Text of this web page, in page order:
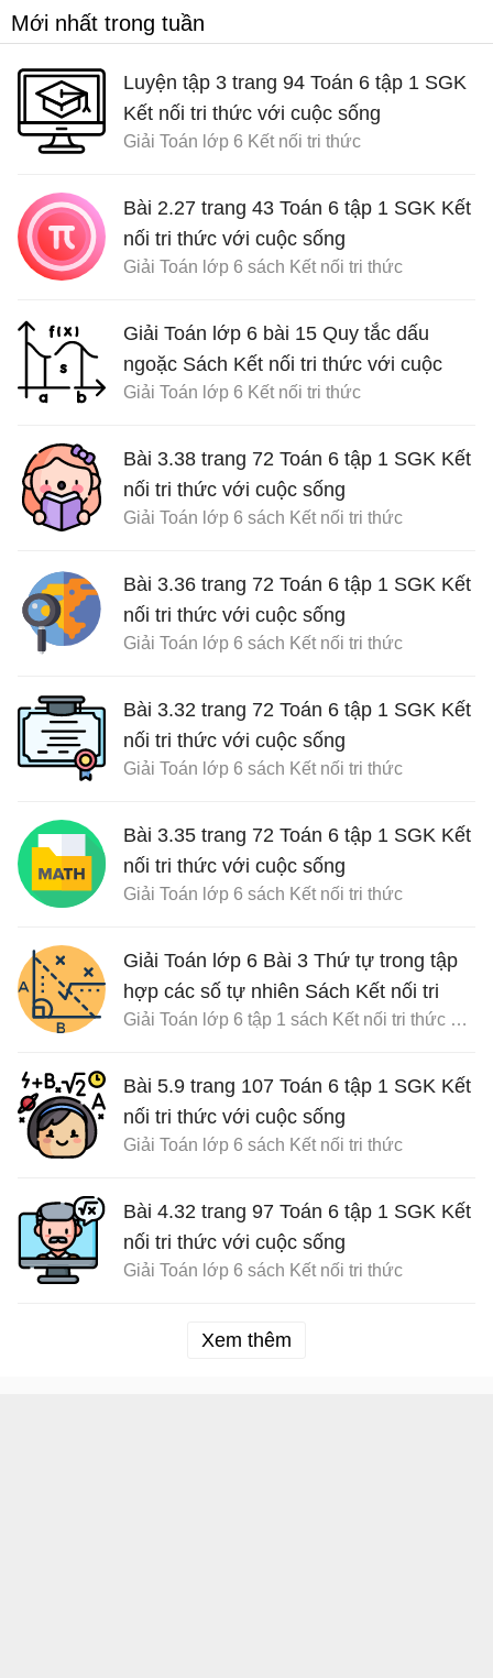
Mới nhất trong tuần
Luyện tập 3 trang 94 Toán 6 tập 1 SGK
Kết nối tri thức với cuộc sống
Giải Toán lớp 6 Kết nối tri thức
Bài 2.27 trang 43 Toán 6 tập 1 SGK Kết
nối tri thức với cuộc sống
Giải Toán lớp 6 sách Kết nối tri thức
Giải Toán lớp 6 bài 15 Quy tắc dấu
ngoặc Sách Kết nối tri thức với cuộc
sống
Giải Toán lớp 6 Kết nối tri thức
Bài 3.38 trang 72 Toán 6 tập 1 SGK Kết
nối tri thức với cuộc sống
Giải Toán lớp 6 sách Kết nối tri thức
Bài 3.36 trang 72 Toán 6 tập 1 SGK Kết
nối tri thức với cuộc sống
Giải Toán lớp 6 sách Kết nối tri thức
Bài 3.32 trang 72 Toán 6 tập 1 SGK Kết
nối tri thức với cuộc sống
Giải Toán lớp 6 sách Kết nối tri thức
Bài 3.35 trang 72 Toán 6 tập 1 SGK Kết
nối tri thức với cuộc sống
Giải Toán lớp 6 sách Kết nối tri thức
Giải Toán lớp 6 Bài 3 Thứ tự trong tập
hợp các số tự nhiên Sách Kết nối tri
thức với cuộc sống
Giải Toán lớp 6 tập 1 sách Kết nối tri thức với cuộc sống
Bài 5.9 trang 107 Toán 6 tập 1 SGK Kết
nối tri thức với cuộc sống
Giải Toán lớp 6 sách Kết nối tri thức
Bài 4.32 trang 97 Toán 6 tập 1 SGK Kết
nối tri thức với cuộc sống
Giải Toán lớp 6 sách Kết nối tri thức
Xem thêm